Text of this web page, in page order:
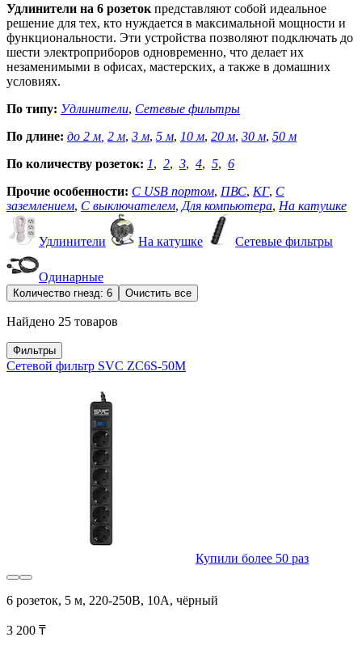
Удлинители на 6 розеток представляют собой идеальное
решение для тех, кто нуждается в максимальной мощности и
функциональности. Эти устройства позволяют подключать до
шести электроприборов одновременно, что делает их
незаменимыми в офисах, мастерских, а также в домашних
условиях.
По типу: Удлинители, Сетевые фильтры
По длине: до 2 м 2 м, 3 м, 5 м, 10 м, 20 м, 30 м, 50 м
По количеству розеток: 1, 2, 3, 4, 5, 6
Прочие особенности: С USB портом, ПВС, КГ, С
заземлением, С выключателем, Для компьютера, На катушке
Удлинители На катушке Сетевые фильтры
Одинарные
Количество гнезд: 6 Очистить все
Найдено 25 товаров
Фильтры
Сетевой фильтр SVC ZC6S-50M
Купили более 50 раз
6 розеток, 5 м, 220-250В, 10A, чёрный
3 200 ₸